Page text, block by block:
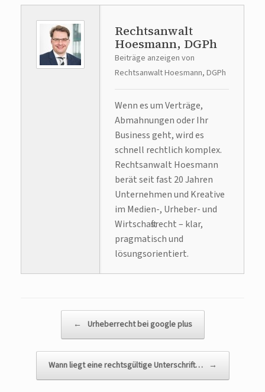
Rechtsanwalt
Hoesmann, DGPh
Beiträge anzeigen von
Rechtsanwalt Hoesmann, DGPh
Wenn es um Verträge,
Abmahnungen oder Ihr
Business geht, wird es
schnell rechtlich komplex.
Rechtsanwalt Hoesmann
berät seit fast 20 Jahren
Unternehmen und Kreative
im Medien-, Urheber- und
Wirtschaftsrecht – klar,
pragmatisch und
lösungsorientiert.
← Urheberrecht bei google plus
Wann liegt eine rechtsgültige Unterschrift… →